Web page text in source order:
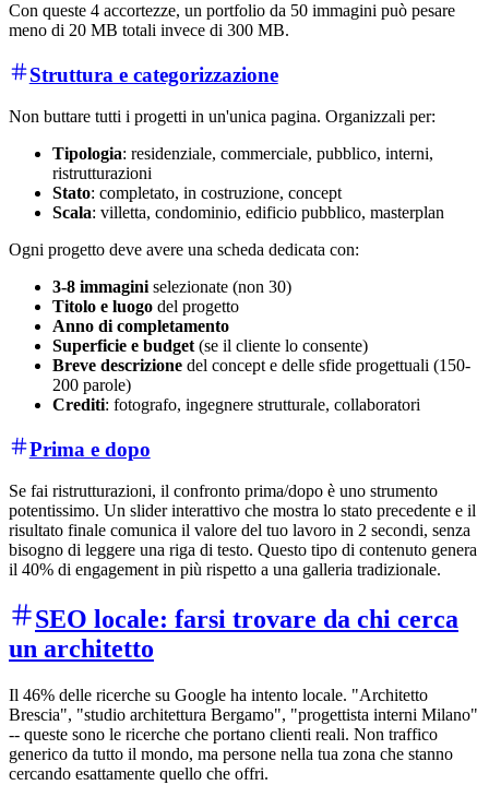
Con queste 4 accortezze, un portfolio da 50 immagini può pesare
meno di 20 MB totali invece di 300 MB.
Struttura e categorizzazione
Non buttare tutti i progetti in un'unica pagina. Organizzali per:
Tipologia: residenziale, commerciale, pubblico, interni,
ristrutturazioni
Stato: completato, in costruzione, concept
Scala: villetta, condominio, edificio pubblico, masterplan
Ogni progetto deve avere una scheda dedicata con:
3-8 immagini selezionate (non 30)
Titolo e luogo del progetto
Anno di completamento
Superficie e budget (se il cliente lo consente)
Breve descrizione del concept e delle sfide progettuali (150-
200 parole)
Crediti: fotografo, ingegnere strutturale, collaboratori
Prima e dopo
Se fai ristrutturazioni, il confronto prima/dopo è uno strumento
potentissimo. Un slider interattivo che mostra lo stato precedente e il
risultato finale comunica il valore del tuo lavoro in 2 secondi, senza
bisogno di leggere una riga di testo. Questo tipo di contenuto genera
il 40% di engagement in più rispetto a una galleria tradizionale.
SEO locale: farsi trovare da chi cerca
un architetto
Il 46% delle ricerche su Google ha intento locale. "Architetto
Brescia", "studio architettura Bergamo", "progettista interni Milano"
-- queste sono le ricerche che portano clienti reali. Non traffico
generico da tutto il mondo, ma persone nella tua zona che stanno
cercando esattamente quello che offri.